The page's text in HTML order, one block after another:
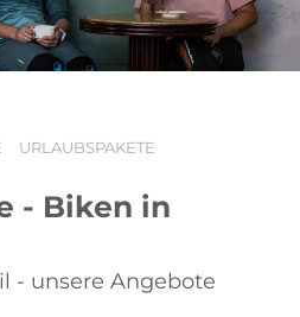
URLAUBSPAKETE
- Biken in
- unsere Angebote